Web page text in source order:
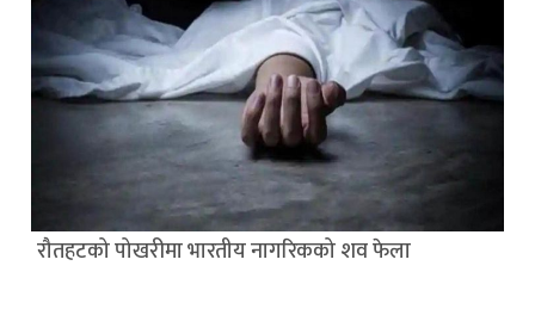
रौतहटको पोखरीमा भारतीय नागरिकको शव फेला